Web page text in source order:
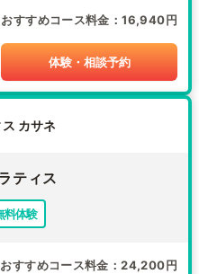
おすすめコース料金 16,940円
体験・相談予約
カサネ
ティス
料体験
おすすめコース料金 24,200円